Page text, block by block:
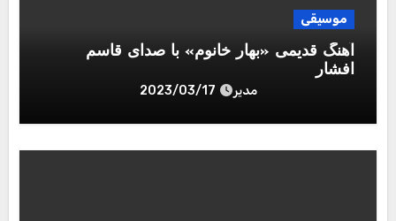
موسیقی
آهنگ قدیمی «بهار خانوم» با صدای قاسم
افشار
مدیر 2023/03/17